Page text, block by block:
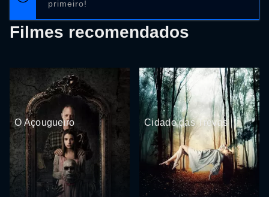
primeiro!
Filmes recomendados
O Açougueiro Cidade das Trevas